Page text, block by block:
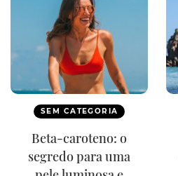
SEM CATEGORIA
Beta-caroteno: o
segredo para uma